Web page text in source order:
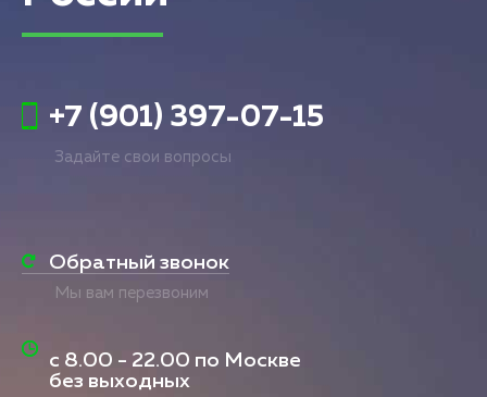
+7 (901) 397-07-15
Задайте свои вопросы
Обратный звонок
Мы вам перезвоним
с 8.00 - 22.00 по Москве
без выходных